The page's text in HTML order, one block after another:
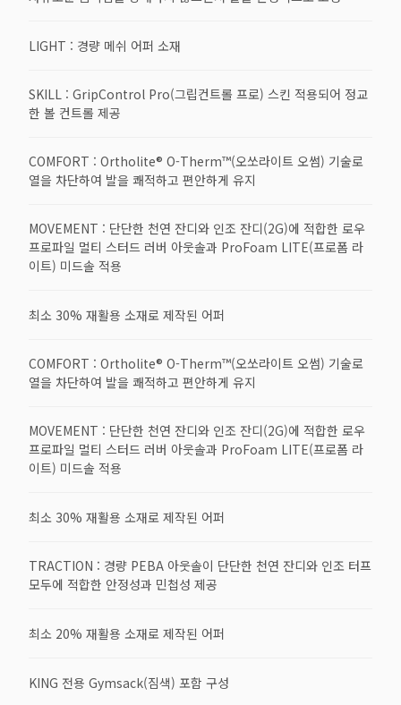
LIGHT : 경량 메쉬 어퍼 소재
SKILL : GripControl Pro(그립컨트롤 프로) 스킨 적용되어 정교
한 볼 컨트롤 제공
COMFORT : Ortholite® O-Therm™(오쏘라이트 오썸) 기술로
열을 차단하여 발을 쾌적하고 편안하게 유지
MOVEMENT : 단단한 천연 잔디와 인조 잔디(2G)에 적합한 로우
프로파일 멀티 스터드 러버 아웃솔과 ProFoam LITE(프로폼 라
이트) 미드솔 적용
최소 30% 재활용 소재로 제작된 어퍼
COMFORT : Ortholite® O-Therm™(오쏘라이트 오썸) 기술로
열을 차단하여 발을 쾌적하고 편안하게 유지
MOVEMENT : 단단한 천연 잔디와 인조 잔디(2G)에 적합한 로우
프로파일 멀티 스터드 러버 아웃솔과 ProFoam LITE(프로폼 라
이트) 미드솔 적용
최소 30% 재활용 소재로 제작된 어퍼
TRACTION : 경량 PEBA 아웃솔이 단단한 천연 잔디와 인조 터프
모두에 적합한 안정성과 민첩성 제공
최소 20% 재활용 소재로 제작된 어퍼
KING 전용 Gymsack(짐색) 포함 구성